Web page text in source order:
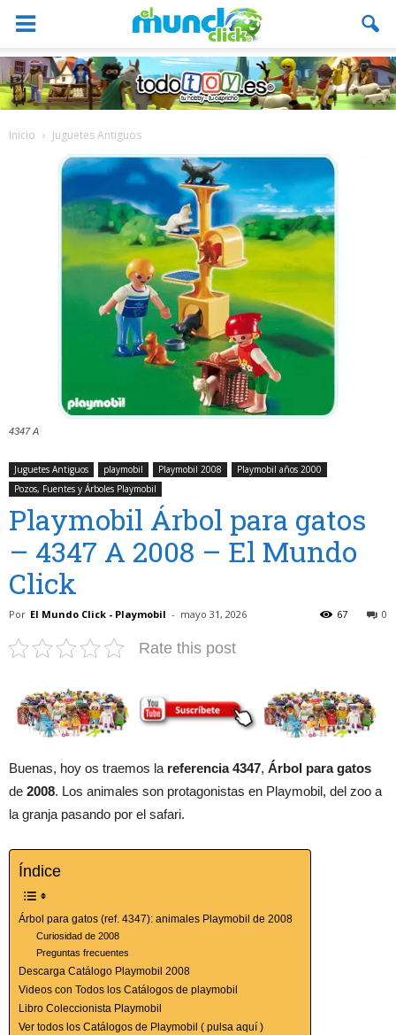
Inicio Juguetes Antiguos
4347 A
Juguetes Antiguos playmobil Playmobil 2008
Playmobil años 2000
Pozos, Fuentes y Árboles Playmobil
Playmobil Árbol para gatos
– 4347 A 2008 – El Mundo
Click
Por El Mundo Click - Playmobil - mayo 31, 2026 0
67
Rate this post
Buenas, hoy os traemos la referencia 4347, Árbol para gatos
de 2008. Los animales son protagonistas en Playmobil, del zoo a
la granja pasando por el safari.
Índice
Árbol para gatos (ref. 4347): animales Playmobil de 2008
Curiosidad de 2008
Preguntas frecuentes
Descarga Catálogo Playmobil 2008
Videos con Todos los Catálogos de playmobil
Libro Coleccionista Playmobil
Ver todos los Catálogos de Playmobil ( pulsa aquí )